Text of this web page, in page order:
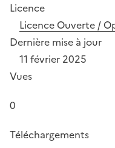
Licence
Licence Ouverte /
Dernière mise à jour
11 février 2025
Vues
0
Téléchargements